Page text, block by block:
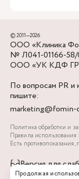
© 2011—2026
ООО «Клиника
№ Л041-01166-58/
ООО «УК КДФ
По вопросам PR и
пишите:
marketing@fomin-
Политика обработки и
Правила использования
Есть противопоказания,
Версия для